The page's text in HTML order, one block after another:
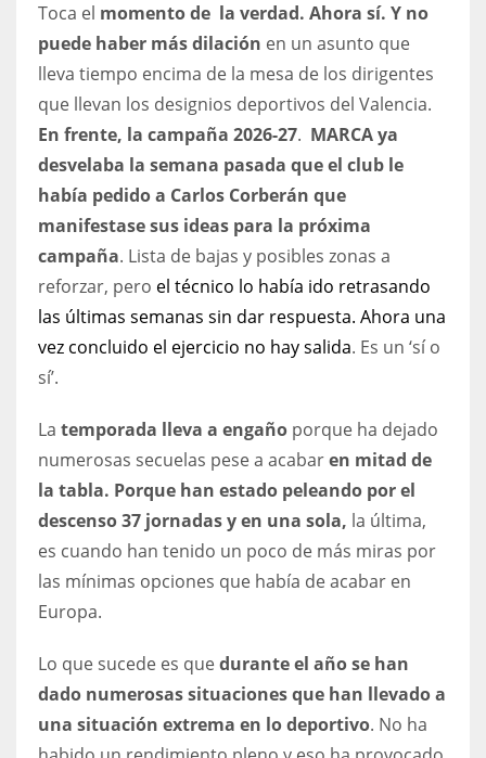
DEN
24
PIT
20
NE
16
OAK
19
NYG
24
17
DAL
WSH
26
Toca el momento de la verdad. Ahora sí. Y no
puede haber más dilación en un asunto que
lleva tiempo encima de la mesa de los dirigentes
que llevan los designios deportivos del Valencia.
En frente, la campaña 2026-27. MARCA ya
desvelaba la semana pasada que el club le
había pedido a Carlos Corberán que
manifestase sus ideas para la próxima
campaña. Lista de bajas y posibles zonas a
reforzar, pero el técnico lo había ido retrasando
las últimas semanas sin dar respuesta. Ahora una
vez concluido el ejercicio no hay salida. Es un ‘sí o
sí’.
La temporada lleva a engaño porque ha dejado
numerosas secuelas pese a acabaren mitad de
la tabla. Porque han estado peleando por el
descenso 37 jornadas y en una sola, la última,
es cuando han tenido un poco de más miras por
las mínimas opciones que había de acabar en
Europa.
Lo que sucede es quedurante el año se han
dado numerosas situaciones que han llevado a
una situación extrema en lo deportivo. No ha